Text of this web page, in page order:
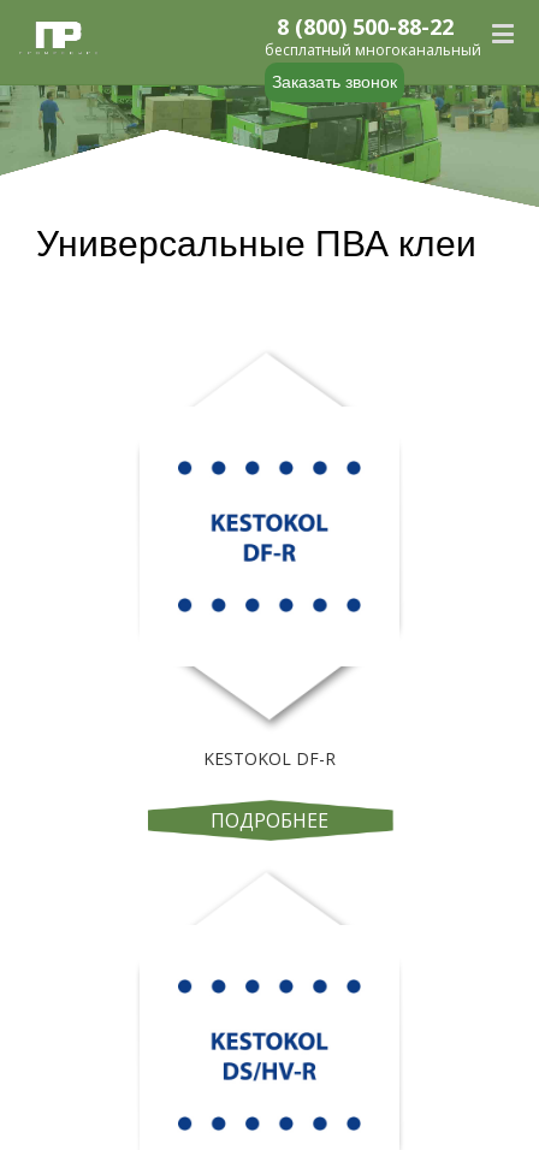
Заказать звонок
8 (800) 500-88-22
бесплатный многоканальный
Универсальные ПВА клеи
KESTOKOL DF-R
ПОДРОБНЕЕ